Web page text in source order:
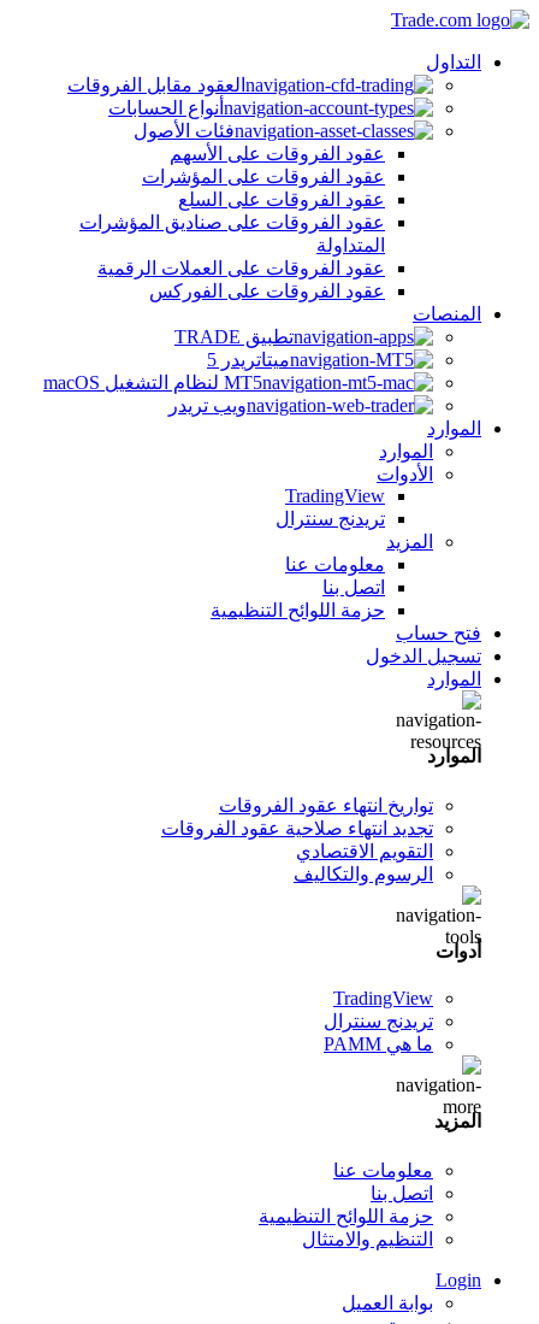
التداول
العقود مقابل الفروقات
أنواع الحسابات
فئات الأصول
عقود الفروقات على الأسهم
عقود الفروقات على المؤشرات
عقود الفروقات على السلع
عقود الفروقات على صناديق المؤشرات
المتداولة
عقود الفروقات على العملات الرقمية
عقود الفروقات على الفوركس
المنصات
تطبيق TRADE
ميتاتريدر 5
MT5 لنظام التشغيل macOS
ويب تريدر
الموارد
الموارد
الأدوات
TradingView
تريدنج سنترال
المزيد
معلومات عنا
اتصل بنا
حزمة اللوائح التنظيمية
فتح حساب
تسجيل الدخول
الموارد
الموارد
تواريخ انتهاء عقود الفروقات
تجديد انتهاء صلاحية عقود الفروقات
التقويم الاقتصادي
الرسوم والتكاليف
أدوات
TradingView
تريدنج سنترال
ما هي PAMM
المزيد
معلومات عنا
اتصل بنا
حزمة اللوائح التنظيمية
التنظيم والامتثال
Login
بوابة العميل